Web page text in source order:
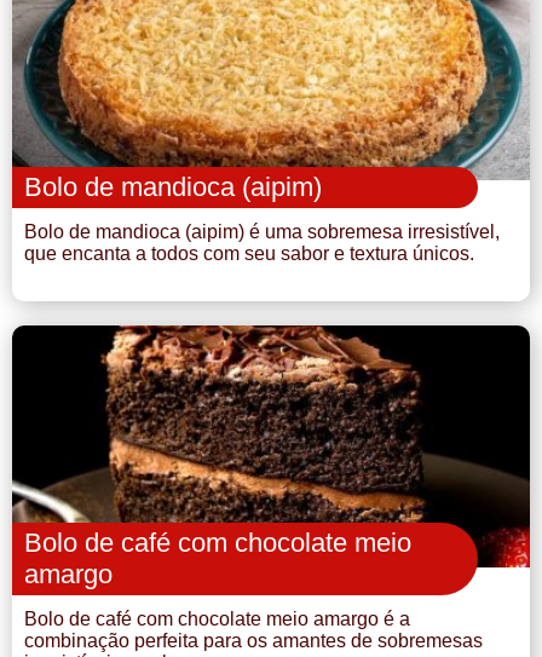
Bolo de mandioca (aipim)
Bolo de mandioca (aipim) é uma sobremesa irresistível,
que encanta a todos com seu sabor e textura únicos.
Bolo de café com chocolate meio
amargo
Bolo de café com chocolate meio amargo é a
combinação perfeita para os amantes de sobremesas